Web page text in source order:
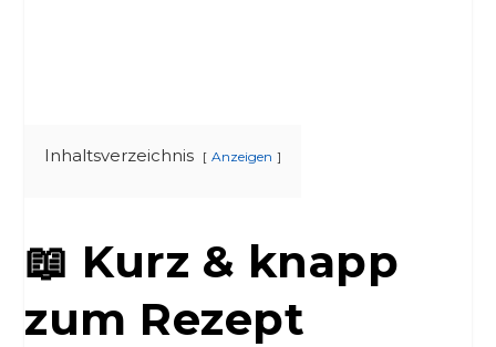
Inhaltsverzeichnis Anzeigen
📖 Kurz & knapp
zum Rezept